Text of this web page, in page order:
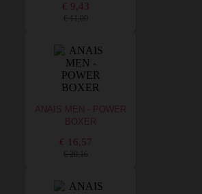
€ 9,43
€ 11,00
ANAIS MEN - POWER
BOXER
€ 16,57
€ 20,16